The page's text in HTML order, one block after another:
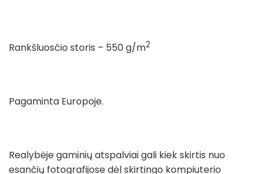
Rankšluosčio storis – 550 g/m2
Pagaminta Europoje.
Realybėje gaminių atspalviai gali kiek skirtis nuo
esančių fotografijose dėl skirtingo kompiuterio